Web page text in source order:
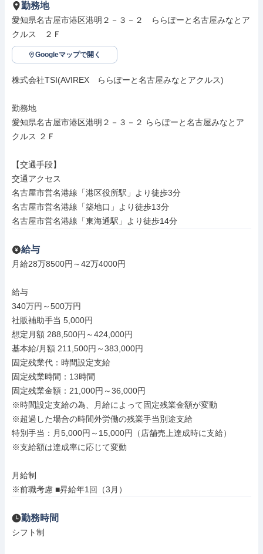
勤務地
愛知県名古屋市港区港明２－３－２　ららぽーと名古屋みなとア
クルス　２Ｆ
Googleマップで開く
株式会社TSI(AVIREX　ららぽーと名古屋みなとアクルス)
勤務地
愛知県名古屋市港区港明２－３－２ ららぽーと名古屋みなとア
クルス ２Ｆ
【交通手段】
交通アクセス
名古屋市営名港線「港区役所駅」より徒歩3分
名古屋市営名港線「築地口」より徒歩13分
名古屋市営名港線「東海通駅」より徒歩14分
給与
月給28万8500円～42万4000円
給与
340万円～500万円
社販補助手当 5,000円
想定月額 288,500円～424,000円
基本給/月額 211,500円～383,000円
固定残業代：時間設定支給
固定残業時間：13時間
固定残業金額：21,000円～36,000円
※時間設定支給の為、月給によって固定残業金額が変動
※超過した場合の時間外労働の残業手当別途支給
特別手当：月5,000円～15,000円（店舗売上達成時に支給）
※支給額は達成率に応じて変動
月給制
※前職考慮 ■昇給年1回（3月）
勤務時間
シフト制